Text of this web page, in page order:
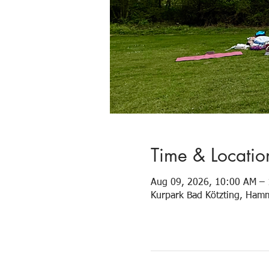
Time &
Aug 09, 2026, 10:00 AM –
Kurpark Bad Kötzting,